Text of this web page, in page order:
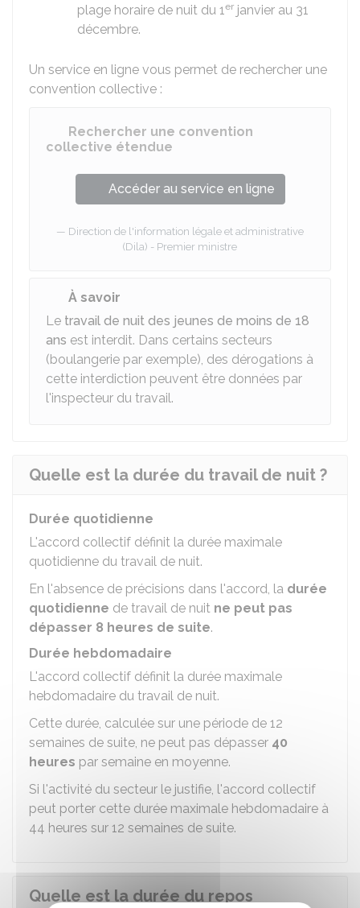
plage horaire de nuit du 1er janvier au 31
décembre.
Un service en ligne vous permet de rechercher une
convention collective :
Rechercher une convention
collective étendue
Accéder au service en ligne
Direction de l'information légale et administrative
(Dila) - Premier ministre
À savoir
Le travail de nuit des jeunes de moins de 18
ans est interdit. Dans certains secteurs
(boulangerie par exemple), des dérogations à
cette interdiction peuvent être données par
l'inspecteur du travail.
Quelle est la durée du travail de nuit ?
Durée quotidienne
L'accord collectif définit la durée maximale
quotidienne du travail de nuit.
En l'absence de précisions dans l'accord, la durée
quotidienne de travail de nuit ne peut pas
dépasser 8 heures de suite.
Durée hebdomadaire
L'accord collectif définit la durée maximale
hebdomadaire du travail de nuit.
Cette durée, calculée sur une période de 12
semaines de suite, ne peut pas dépasser 40
heures par semaine en moyenne.
Si l'activité du secteur le justifie, l'accord collectif
peut porter cette durée maximale hebdomadaire à
44 heures sur 12 semaines de suite.
Quelle est la durée du repos